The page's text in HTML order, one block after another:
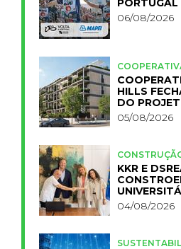
PORTUGAL
06/08/2026
HILLS
DO
05/08/2026
KKR E
FCT
04/08/2026